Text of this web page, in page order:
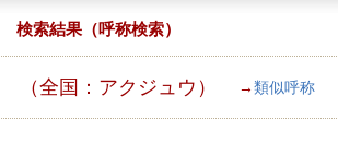
検索結果（呼称検索）
（全国：アクジュウ） → 類似呼称